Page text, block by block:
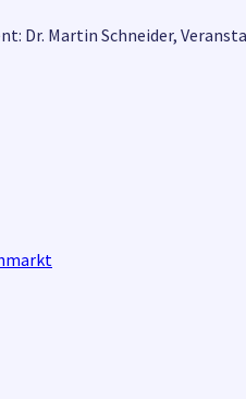
Dr. Martin Schneider,